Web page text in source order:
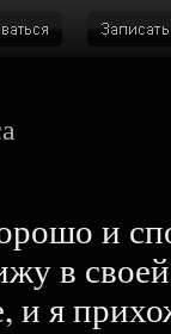
и
в
и я